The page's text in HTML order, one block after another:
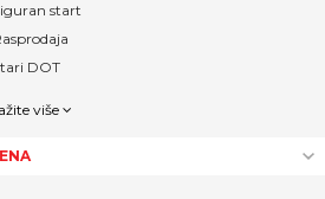
start
DOT
više